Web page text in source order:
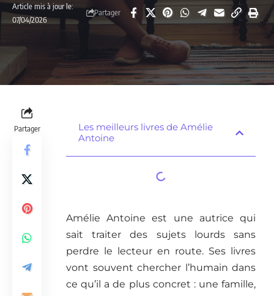
Article mis à jour le:
07/04/2026
Partager
Partager
Les meilleurs livres de Amélie
Antoine
Amélie Antoine est une autrice qui
sait traiter des sujets lourds sans
perdre le lecteur en route. Ses livres
vont souvent chercher l’humain dans
ce qu’il a de plus concret : une famille,